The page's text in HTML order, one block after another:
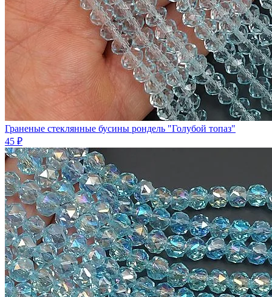
Граненые стеклянные бусины рондель "Голубой топаз"
45 ₽